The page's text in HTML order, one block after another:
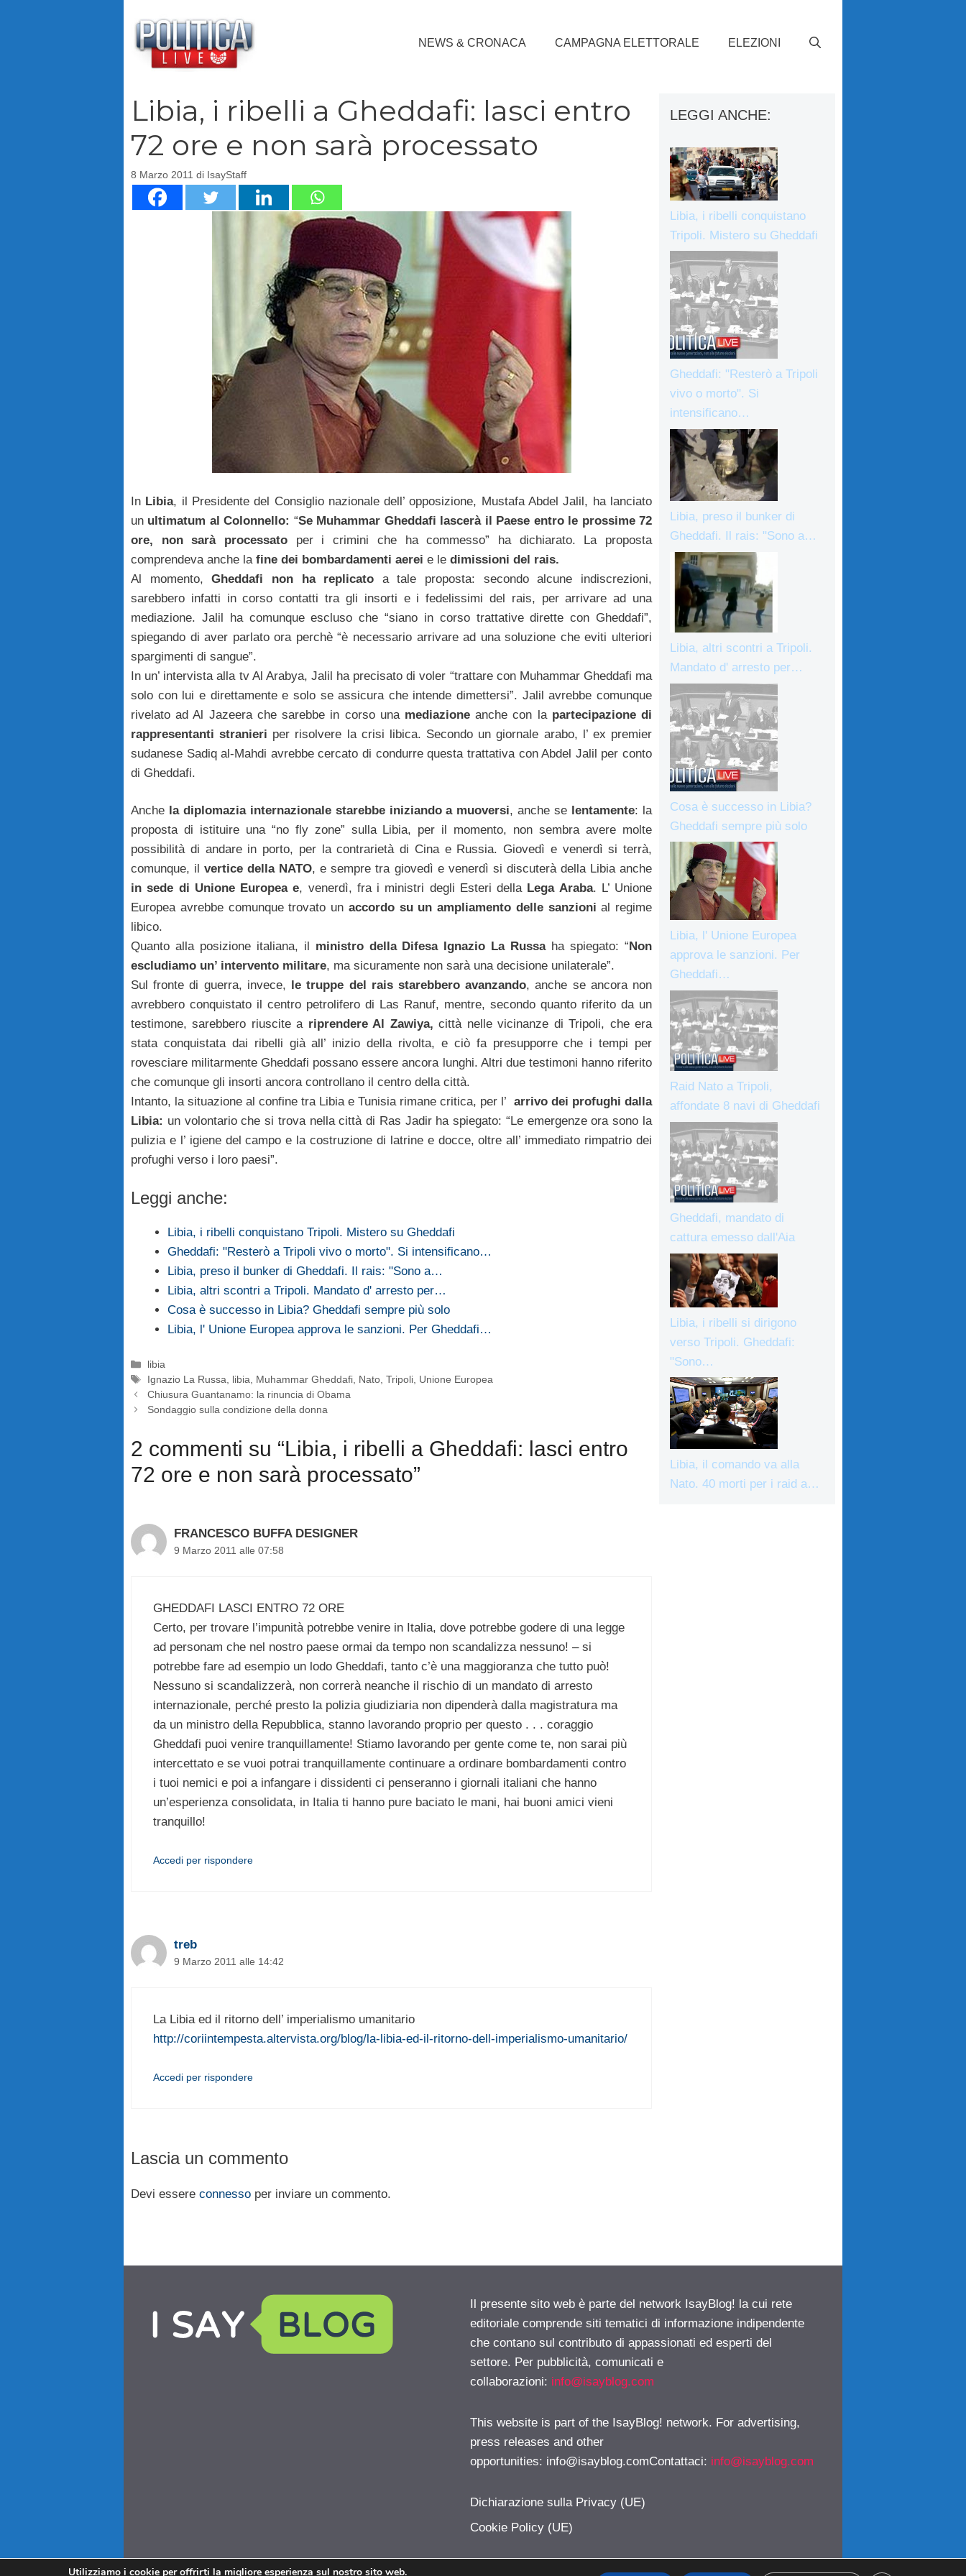
NEWS & CRONACA CAMPAGNA ELETTORALE ELEZIONI
Libia, i ribelli a Gheddafi: lasci entro
72 ore e non sarà processato
8 Marzo 2011 di IsayStaff
In Libia, il Presidente del Consiglio nazionale dell’ opposizione, Mustafa Abdel Jalil, ha lanciato
un ultimatum al Colonnello: “Se Muhammar Gheddafi lascerà il Paese entro le prossime 72
ore, non sarà processato per i crimini che ha commesso” ha dichiarato. La proposta
comprendeva anche la fine dei bombardamenti aerei e le dimissioni del rais.
Al momento,Gheddafi non ha replicato a tale proposta: secondo alcune indiscrezioni,
sarebbero infatti in corso contatti tra gli insorti e i fedelissimi del rais, per arrivare ad una
mediazione. Jalil ha comunque escluso che “siano in corso trattative dirette con Gheddafi”,
spiegando di aver parlato ora perchè “è necessario arrivare ad una soluzione che eviti ulteriori
spargimenti di sangue”.
In un’ intervista alla tv Al Arabya, Jalil ha precisato di voler “trattare con Muhammar Gheddafi ma
solo con lui e direttamente e solo se assicura che intende dimettersi”. Jalil avrebbe comunque
rivelato ad Al Jazeera che sarebbe in corso unamediazioneanche con la partecipazione di
rappresentanti stranieri per risolvere la crisi libica. Secondo un giornale arabo, l’ ex premier
sudanese Sadiq al-Mahdi avrebbe cercato di condurre questa trattativa con Abdel Jalil per conto
di Gheddafi.
Anche la diplomazia internazionale starebbe iniziando a muoversi, anche se lentamente: la
proposta di istituire una “no fly zone” sulla Libia, per il momento, non sembra avere molte
possibilità di andare in porto, per la contrarietà di Cina e Russia. Giovedì e venerdì si terrà,
comunque, ilvertice della NATO, e sempre tra giovedì e venerdì si discuterà della Libia anche
in sede di Unione Europea e, venerdì, fra i ministri degli Esteri della Lega Araba. L’ Unione
Europea avrebbe comunque trovato un accordo su un ampliamento delle sanzioni al regime
libico.
Quanto alla posizione italiana, il ministro della Difesa Ignazio La Russaha spiegato: “ Non
escludiamo un’ intervento militare, ma sicuramente non sarà una decisione unilaterale”.
Sul fronte di guerra, invece,
le truppe del rais starebbero avanzando, anche se ancora non
avrebbero conquistato il centro petrolifero di Las Ranuf, mentre, secondo quanto riferito da un
testimone, sarebbero riuscite a riprendere Al Zawiya, città nelle vicinanze di Tripoli, che era
stata conquistata dai ribelli già all’ inizio della rivolta, e ciò fa presupporre che i tempi per
rovesciare militarmente Gheddafi possano essere ancora lunghi. Altri due testimoni hanno riferito
che comunque gli insorti ancora controllano il centro della città.
Intanto, la situazione al confine tra Libia e Tunisia rimane critica, per l’ arrivo dei profughi dalla
Libia: un volontario che si trova nella città di Ras Jadir ha spiegato: “Le emergenze ora sono la
pulizia e l’ igiene del campo e la costruzione di latrine e docce, oltre all’ immediato rimpatrio dei
profughi verso i loro paesi”.
Leggi anche:
Libia, i ribelli conquistano Tripoli. Mistero su Gheddafi
Gheddafi: "Resterò a Tripoli vivo o morto". Si intensificano…
Libia, preso il bunker di Gheddafi. Il rais: "Sono a…
Libia, altri scontri a Tripoli. Mandato d' arresto per…
Cosa è successo in Libia? Gheddafi sempre più solo
Libia, l' Unione Europea approva le sanzioni. Per Gheddafi…
Categorie
libia
Tag
Ignazio La Russa, libia, Muhammar Gheddafi, Nato,Tripoli, Unione Europea
Chiusura Guantanamo: la rinuncia di Obama
Sondaggio sulla condizione della donna
2 commenti su “Libia, i ribelli a Gheddafi: lasci entro
72 ore e non sarà processato”
FRANCESCO BUFFA DESIGNER
9 Marzo 2011 alle 07:58
GHEDDAFI LASCI ENTRO 72 ORE
Certo, per trovare l’impunità potrebbe venire in Italia, dove potrebbe godere di una legge
ad personam che nel nostro paese ormai da tempo non scandalizza nessuno! – si
potrebbe fare ad esempio un lodo Gheddafi, tanto c’è una maggioranza che tutto può!
Nessuno si scandalizzerà, non correrà neanche il rischio di un mandato di arresto
internazionale, perché presto la polizia giudiziaria non dipenderà dalla magistratura ma
da un ministro della Repubblica, stanno lavorando proprio per questo . . . coraggio
Gheddafi puoi venire tranquillamente! Stiamo lavorando per gente come te, non sarai più
intercettato e se vuoi potrai tranquillamente continuare a ordinare bombardamenti contro
i tuoi nemici e poi a infangare i dissidenti ci penseranno i giornali italiani che hanno
un’esperienza consolidata, in Italia ti hanno pure baciato le mani, hai buoni amici vieni
tranquillo!
Accedi per rispondere
treb
9 Marzo 2011 alle 14:42
La Libia ed il ritorno dell’ imperialismo umanitario
http://coriintempesta.altervista.org/blog/la-libia-ed-il-ritorno-dell-imperialismo-umanitario/
Accedi per rispondere
Lascia un commento
Devi essere connesso per inviare un commento.
LEGGI ANCHE:
Libia, i ribelli conquistano
Tripoli. Mistero su Gheddafi
Gheddafi: "Resterò a Tripoli
vivo o morto". Si
intensificano…
Libia, preso il bunker di
Gheddafi. Il rais: "Sono a…
Libia, altri scontri a Tripoli.
Mandato d' arresto per…
Cosa è successo in Libia?
Gheddafi sempre più solo
Libia, l' Unione Europea
approva le sanzioni. Per
Gheddafi…
Raid Nato a Tripoli,
affondate 8 navi di Gheddafi
Gheddafi, mandato di
cattura emesso dall'Aia
Libia, i ribelli si dirigono
verso Tripoli. Gheddafi:
"Sono…
Libia, il comando va alla
Nato. 40 morti per i raid a…
Il presente sito web è parte del network IsayBlog! la cui rete
editoriale comprende siti tematici di informazione indipendente
che contano sul contributo di appassionati ed esperti del
settore. Per pubblicità, comunicati e
collaborazioni: info@isayblog.com
This website is part of the IsayBlog! network. For advertising,
press releases and other
opportunities: info@isayblog.comContattaci: info@isayblog.com
Dichiarazione sulla Privacy (UE)
Cookie Policy (UE)
Utilizziamo i cookie per offrirti la migliore esperienza sul nostro sito web.